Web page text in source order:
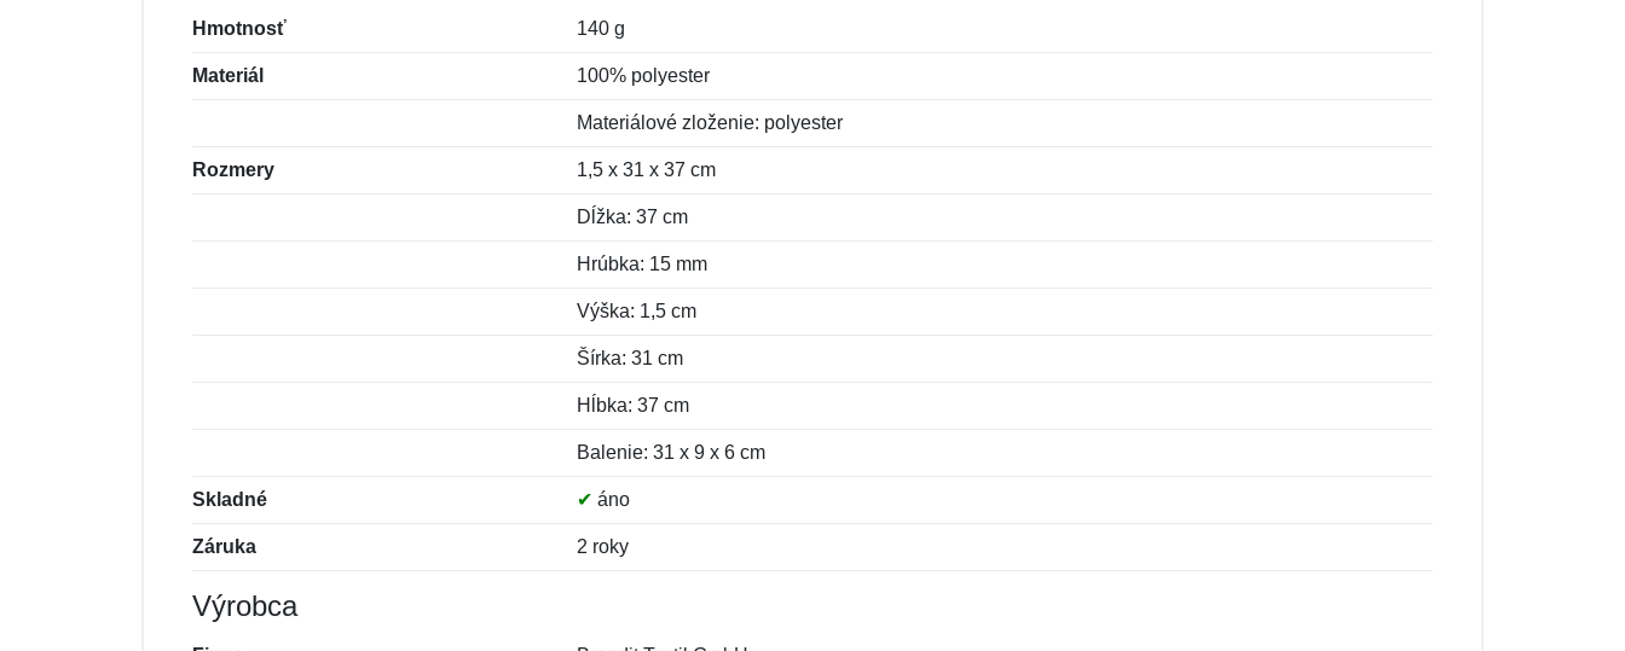
Hmotnosť 140 g
Materiál 100% polyester
Materiálové zloženie: polyester
Rozmery 1,5 x 31 x 37 cm
Dĺžka: 37 cm
Hrúbka: 15 mm
Výška: 1,5 cm
Šírka: 31 cm
Hĺbka: 37 cm
Balenie: 31 x 9 x 6 cm
Skladné ✔ áno
Záruka 2 roky
Výrobca